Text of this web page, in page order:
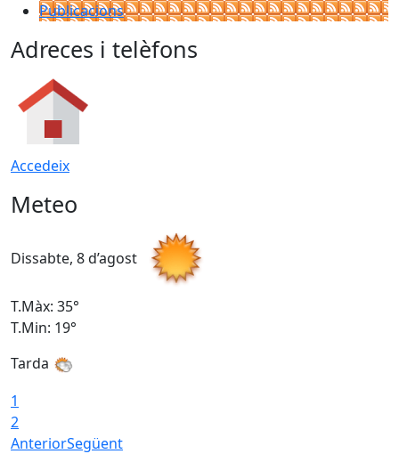
Publicacions
Adreces i telèfons
Accedeix
Meteo
Dissabte, 8 d’agost
T.Màx: 35°
T.Min: 19°
Tarda
1
2
AnteriorSegüent